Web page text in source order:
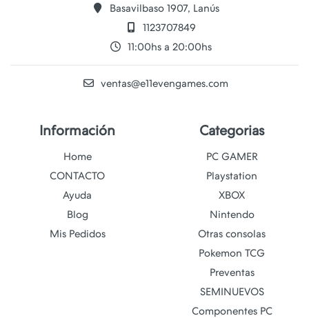
Basavilbaso 1907, Lanús
1123707849
11:00hs a 20:00hs
ventas@e11evengames.com
Información
Home
CONTACTO
Ayuda
Blog
Mis Pedidos
Categorias
PC GAMER
Playstation
XBOX
Nintendo
Otras consolas
Pokemon TCG
Preventas
SEMINUEVOS
Componentes PC